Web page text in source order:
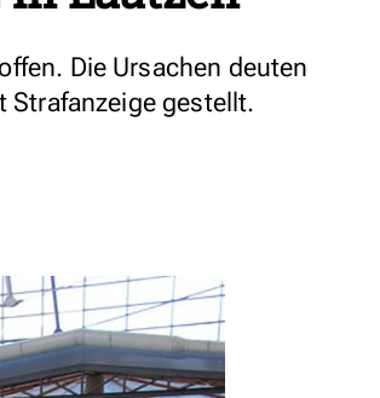
Die Ursachen deuten
Strafanzeige gestellt.